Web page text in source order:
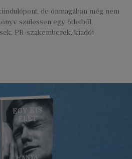
de önmagában még nem
szülessen egy ötletből,
PR-szakemberek, kiadói